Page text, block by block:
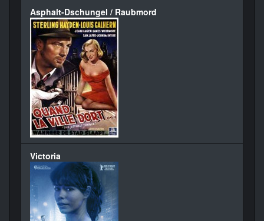
Asphalt-Dschungel / Raubmord
Victoria